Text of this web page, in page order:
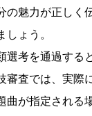
の魅力が正しく
しょう。
選考を通過する
審査では、実際
曲が指定される